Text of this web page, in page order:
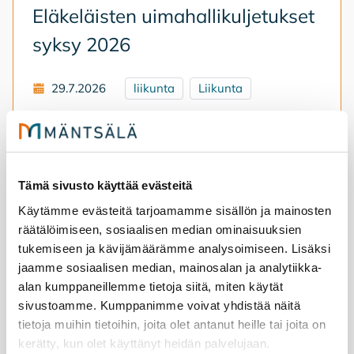
Tämä sivusto käyttää evästeitä
Käytämme evästeitä tarjoamamme sisällön ja mainosten
räätälöimiseen, sosiaalisen median ominaisuuksien
tukemiseen ja kävijämäärämme analysoimiseen. Lisäksi
jaamme sosiaalisen median, mainosalan ja analytiikka-
alan kumppaneillemme tietoja siitä, miten käytät
sivustoamme. Kumppanimme voivat yhdistää näitä
tietoja muihin tietoihin, joita olet antanut heille tai joita on
kerätty, kun olet käyttänyt heidän palvelujaan.
Elä­ke­läis­ten ui­ma­hal­li­kul­je­tuk­set
syk­sy 2026
29.7.2026 liikunta Liikunta
Elä­ke­läis­ten uin­ti­kul­je­tuk­set jat­ku­vat syys­
kuus­sa. Ter­ve­tu­loa mu­kaan!
Eläkeläisten uimahallikuljetukset syksy 2026